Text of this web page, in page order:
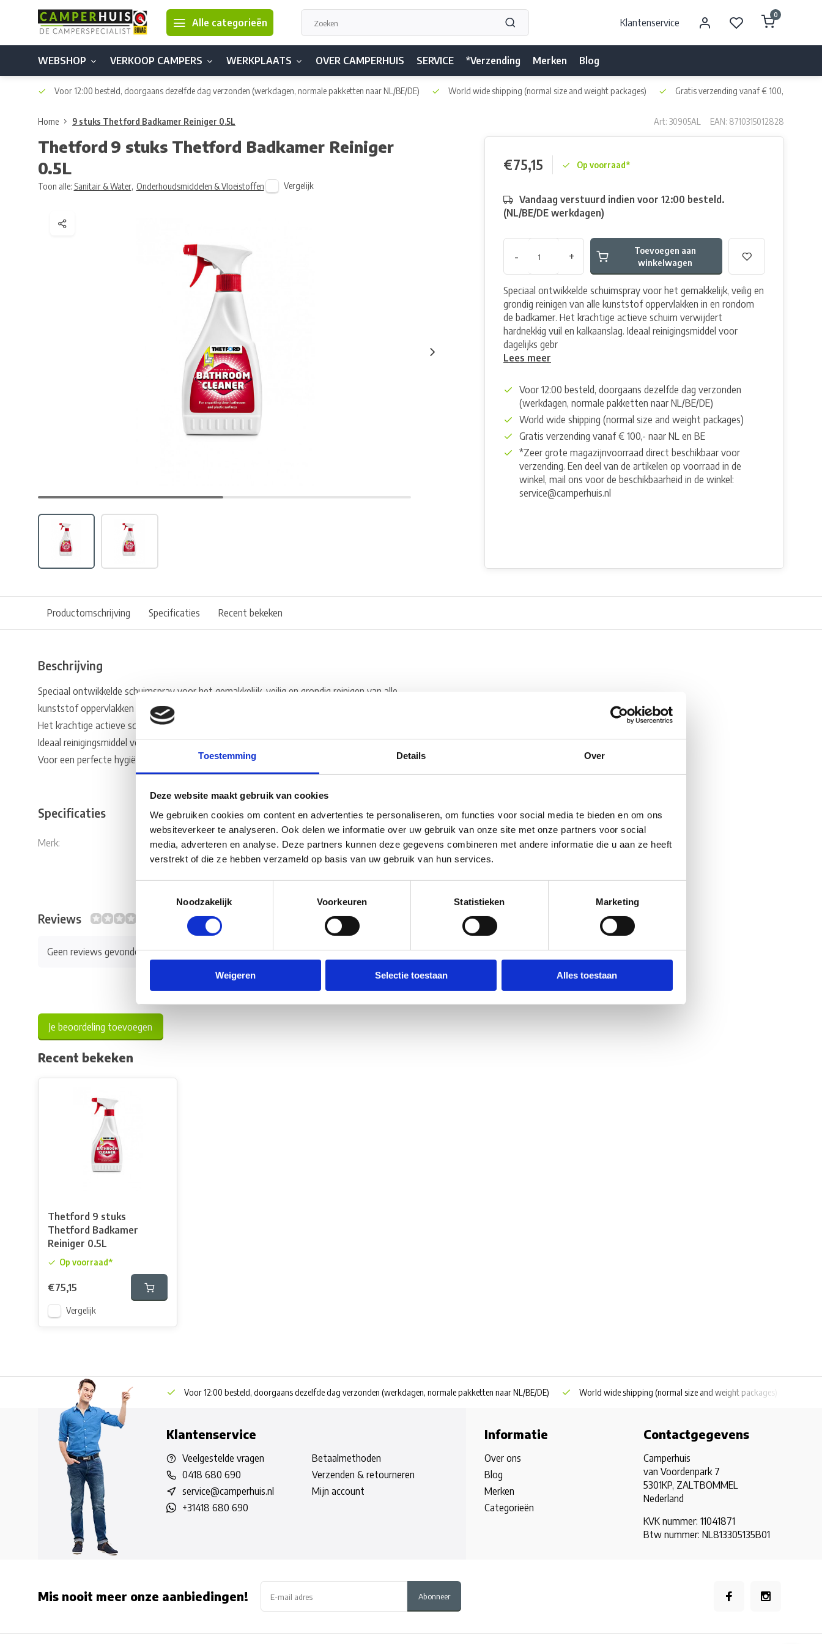
Toestemming Details Over
Deze website maakt gebruik van cookies
We gebruiken cookies om content en advertenties te personaliseren, om functies voor social media te bieden en om ons
websiteverkeer te analyseren. Ook delen we informatie over uw gebruik van onze site met onze partners voor social
media, adverteren en analyse. Deze partners kunnen deze gegevens combineren met andere informatie die u aan ze heeft
verstrekt of die ze hebben verzameld op basis van uw gebruik van hun services.
Noodzakelijk
Voorkeuren Statistieken Marketing
Weigeren Selectie toestaan Alles toestaan
Alle categorieën Klantenservice
0
WEBSHOP VERKOOP CAMPERS WERKPLAATS OVER CAMPERHUIS SERVICE *Verzending Merken Blog
Voor 12:00 besteld, doorgaans dezelfde dag verzonden (werkdagen, normale pakketten naar NL/BE/DE) World wide shipping (normal size and weight packages) Gratis verzending vanaf € 100,- naar NL
Home 9 stuks Thetford Badkamer Reiniger 0.5L Art: 30905AL EAN: 8710315012828
Thetford 9 stuks Thetford Badkamer Reiniger
0.5L
Toon alle: Sanitair & Water, Onderhoudsmiddelen & Vloeistoffen Vergelijk
€75,15 Op voorraad*
Vandaag verstuurd indien voor 12:00 besteld.
(NL/BE/DE werkdagen)
- +
Toevoegen aan
winkelwagen
Speciaal ontwikkelde schuimspray voor het gemakkelijk, veilig en
grondig reinigen van alle kunststof oppervlakken in en rondom
de badkamer. Het krachtige actieve schuim verwijdert
hardnekkig vuil en kalkaanslag. Ideaal reinigingsmiddel voor
dagelijks gebr
Lees meer
Voor 12:00 besteld, doorgaans dezelfde dag verzonden
(werkdagen, normale pakketten naar NL/BE/DE)
World wide shipping (normal size and weight packages)
Gratis verzending vanaf € 100,- naar NL en BE
*Zeer grote magazijnvoorraad direct beschikbaar voor
verzending. Een deel van de artikelen op voorraad in de
winkel, mail ons voor de beschikbaarheid in de winkel:
service@camperhuis.nl
Productomschrijving Specificaties Recent bekeken
Beschrijving
Speciaal ontwikkelde schuimspray voor het gemakkelijk, veilig en grondig reinigen van alle
kunststof oppervlakken in en rondom de badkamer.
Het krachtige actieve schuim verwijdert hardnekkig vuil en kalkaanslag.
Ideaal reinigingsmiddel voor dagelijks gebruik. Zorgt voor een aangename frisse geur.
Voor een perfecte hygiënische reiniging en stralende glans!
Specificaties
Merk: Thetford
Reviews
Geen reviews gevonden
Je beoordeling toevoegen
Recent bekeken
Thetford 9 stuks
Thetford Badkamer
Reiniger 0.5L
Op voorraad*
€75,15
Vergelijk
Voor 12:00 besteld, doorgaans dezelfde dag verzonden (werkdagen, normale pakketten naar NL/BE/DE) World wide shipping (normal size and weight packages)
Klantenservice
Veelgestelde vragen
0418 680 690
service@camperhuis.nl
+31418 680 690
Betaalmethoden
Verzenden & retourneren
Mijn account
Informatie
Over ons
Blog
Merken
Categorieën
Contactgegevens
Camperhuis
van Voordenpark 7
5301KP, ZALTBOMMEL
Nederland
KVK nummer: 11041871
Btw nummer: NL813305135B01
Mis nooit meer onze aanbiedingen! Abonneer